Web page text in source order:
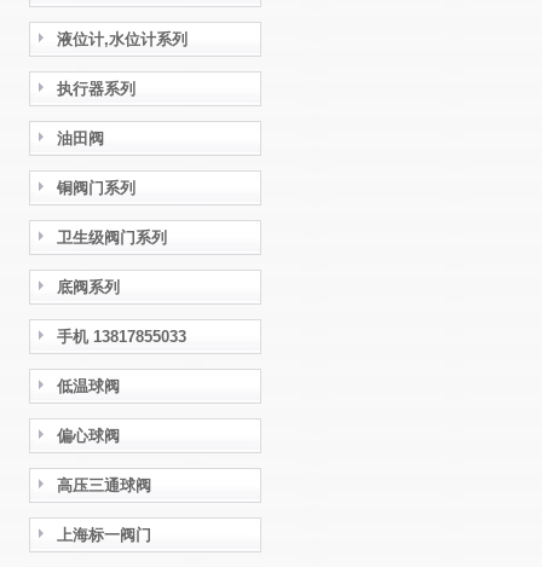
液位计,水位计系列
执行器系列
油田阀
铜阀门系列
卫生级阀门系列
底阀系列
手机 13817855033
低温球阀
偏心球阀
高压三通球阀
上海标一阀门